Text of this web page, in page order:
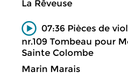
La Rêveuse
07:36 Pièces de
nr.109 Tombeau pour
Sainte Colombe
Marin Marais